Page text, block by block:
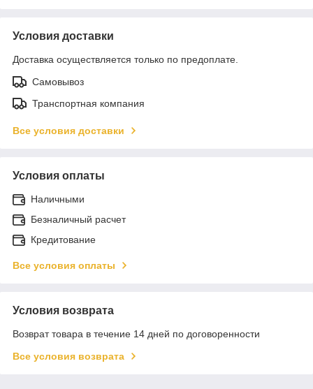
Условия доставки
Доставка осуществляется только по предоплате.
Самовывоз
Транспортная компания
Все условия доставки
Условия оплаты
Наличными
Безналичный расчет
Кредитование
Все условия оплаты
Условия возврата
Возврат товара в течение 14 дней по договоренности
Все условия возврата